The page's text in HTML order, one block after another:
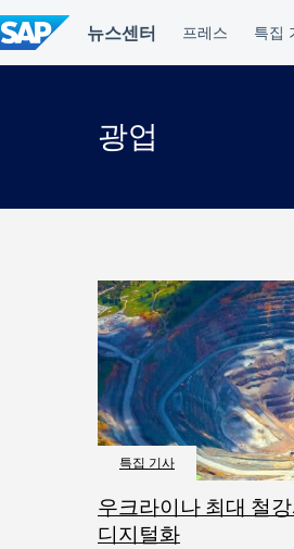
텐
츠
건
광업
특집 기사
우크라이나 최대 철
디지털화